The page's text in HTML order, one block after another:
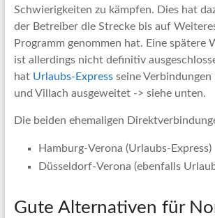
Schwierigkeiten zu kämpfen. Dies hat
der Betreiber die Strecke bis auf
Programm genommen hat. Eine spätere
ist allerdings nicht definitiv
hat Urlaubs-Expressseine Verbindungen
und Villach ausgeweitet -> siehe unten.
Die beiden ehemaligen
Hamburg-Verona (Urlaubs-Express)
Düsseldorf-Verona (ebenfalls
Gute Alternativen für